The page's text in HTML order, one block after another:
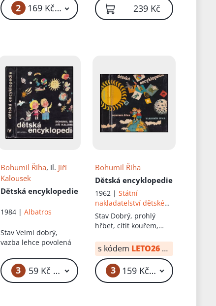
2 169 Kč – 189 Kč 239 Kč
Bohumil Říha, Il. Jiří
Kalousek
Dětská encyklopedie
1984 | Albatros
Stav Velmi dobrý,
vazba lehce povolená
3 59 Kč – 69 Kč
Bohumil Říha
Dětská encyklopedie
1962 |Státní
nakladatelství dětské
knihy
Stav Dobrý, prohlý
hřbet, cítit kouřem,
s kódem LETO26 od:
3 159 Kč – 169 Kč